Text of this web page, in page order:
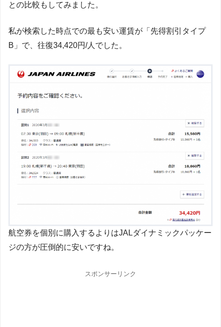
との比較もしてみました。
私が検索した時点での最も安い運賃が「先得割引タイプ
B」で、往復34,420円/人でした。
航空券を個別に購入するよりはJALダイナミックパッケー
ジの方が圧倒的に安いですね。
スポンサーリンク